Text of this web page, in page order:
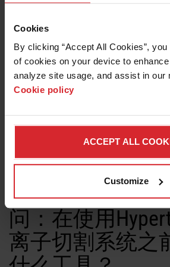
Cookies
By clicking “Accept All Cookies”,
of cookies on your device to
analyze site usage, and assist in our
Cookie policy
ACCEPT ALL
Customize
问：使用等离子
时，您最看重哪
答：我最看重多功能性。一体式快换
统的多功能性让我既能在车间工作台
厚材都能轻松切割。我们曾遇到过需
链的工况，在偏远施工现场根本无法
问：在使用
离子切割系统之